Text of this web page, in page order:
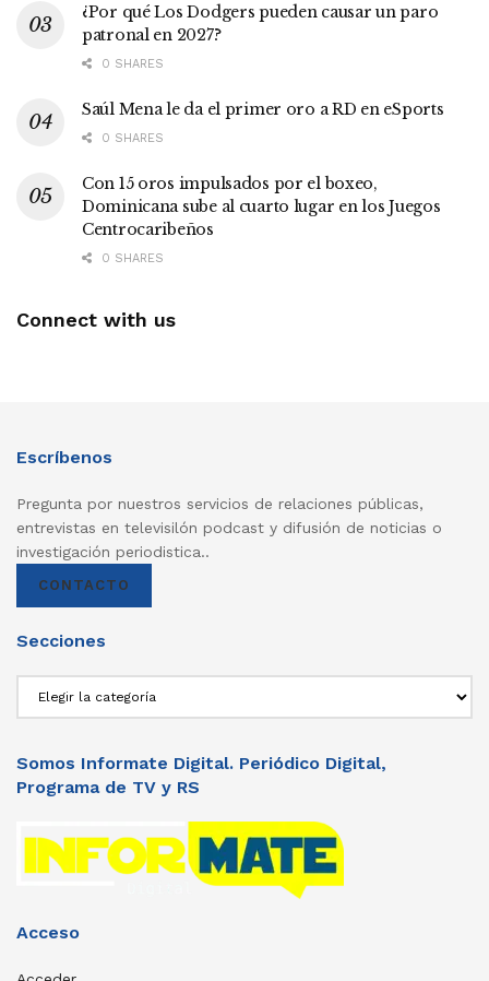
¿Por qué Los Dodgers pueden causar un paro
patronal en 2027?
0 SHARES
Saúl Mena le da el primer oro a RD en eSports
0 SHARES
Con 15 oros impulsados por el boxeo,
Dominicana sube al cuarto lugar en los Juegos
Centrocaribeños
0 SHARES
Connect with us
Escríbenos
Pregunta por nuestros servicios de relaciones públicas,
entrevistas en televisilón podcast y difusión de noticias o
investigación periodistica..
CONTACTO
Secciones
Somos Informate Digital. Periódico Digital,
Programa de TV y RS
Acceso